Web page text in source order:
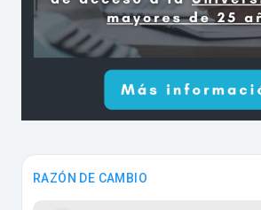
RAZÓN DE CAMBIO